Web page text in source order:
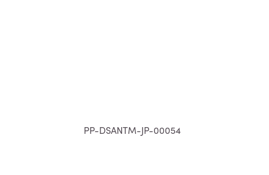
PP-DSANTM-JP-00054